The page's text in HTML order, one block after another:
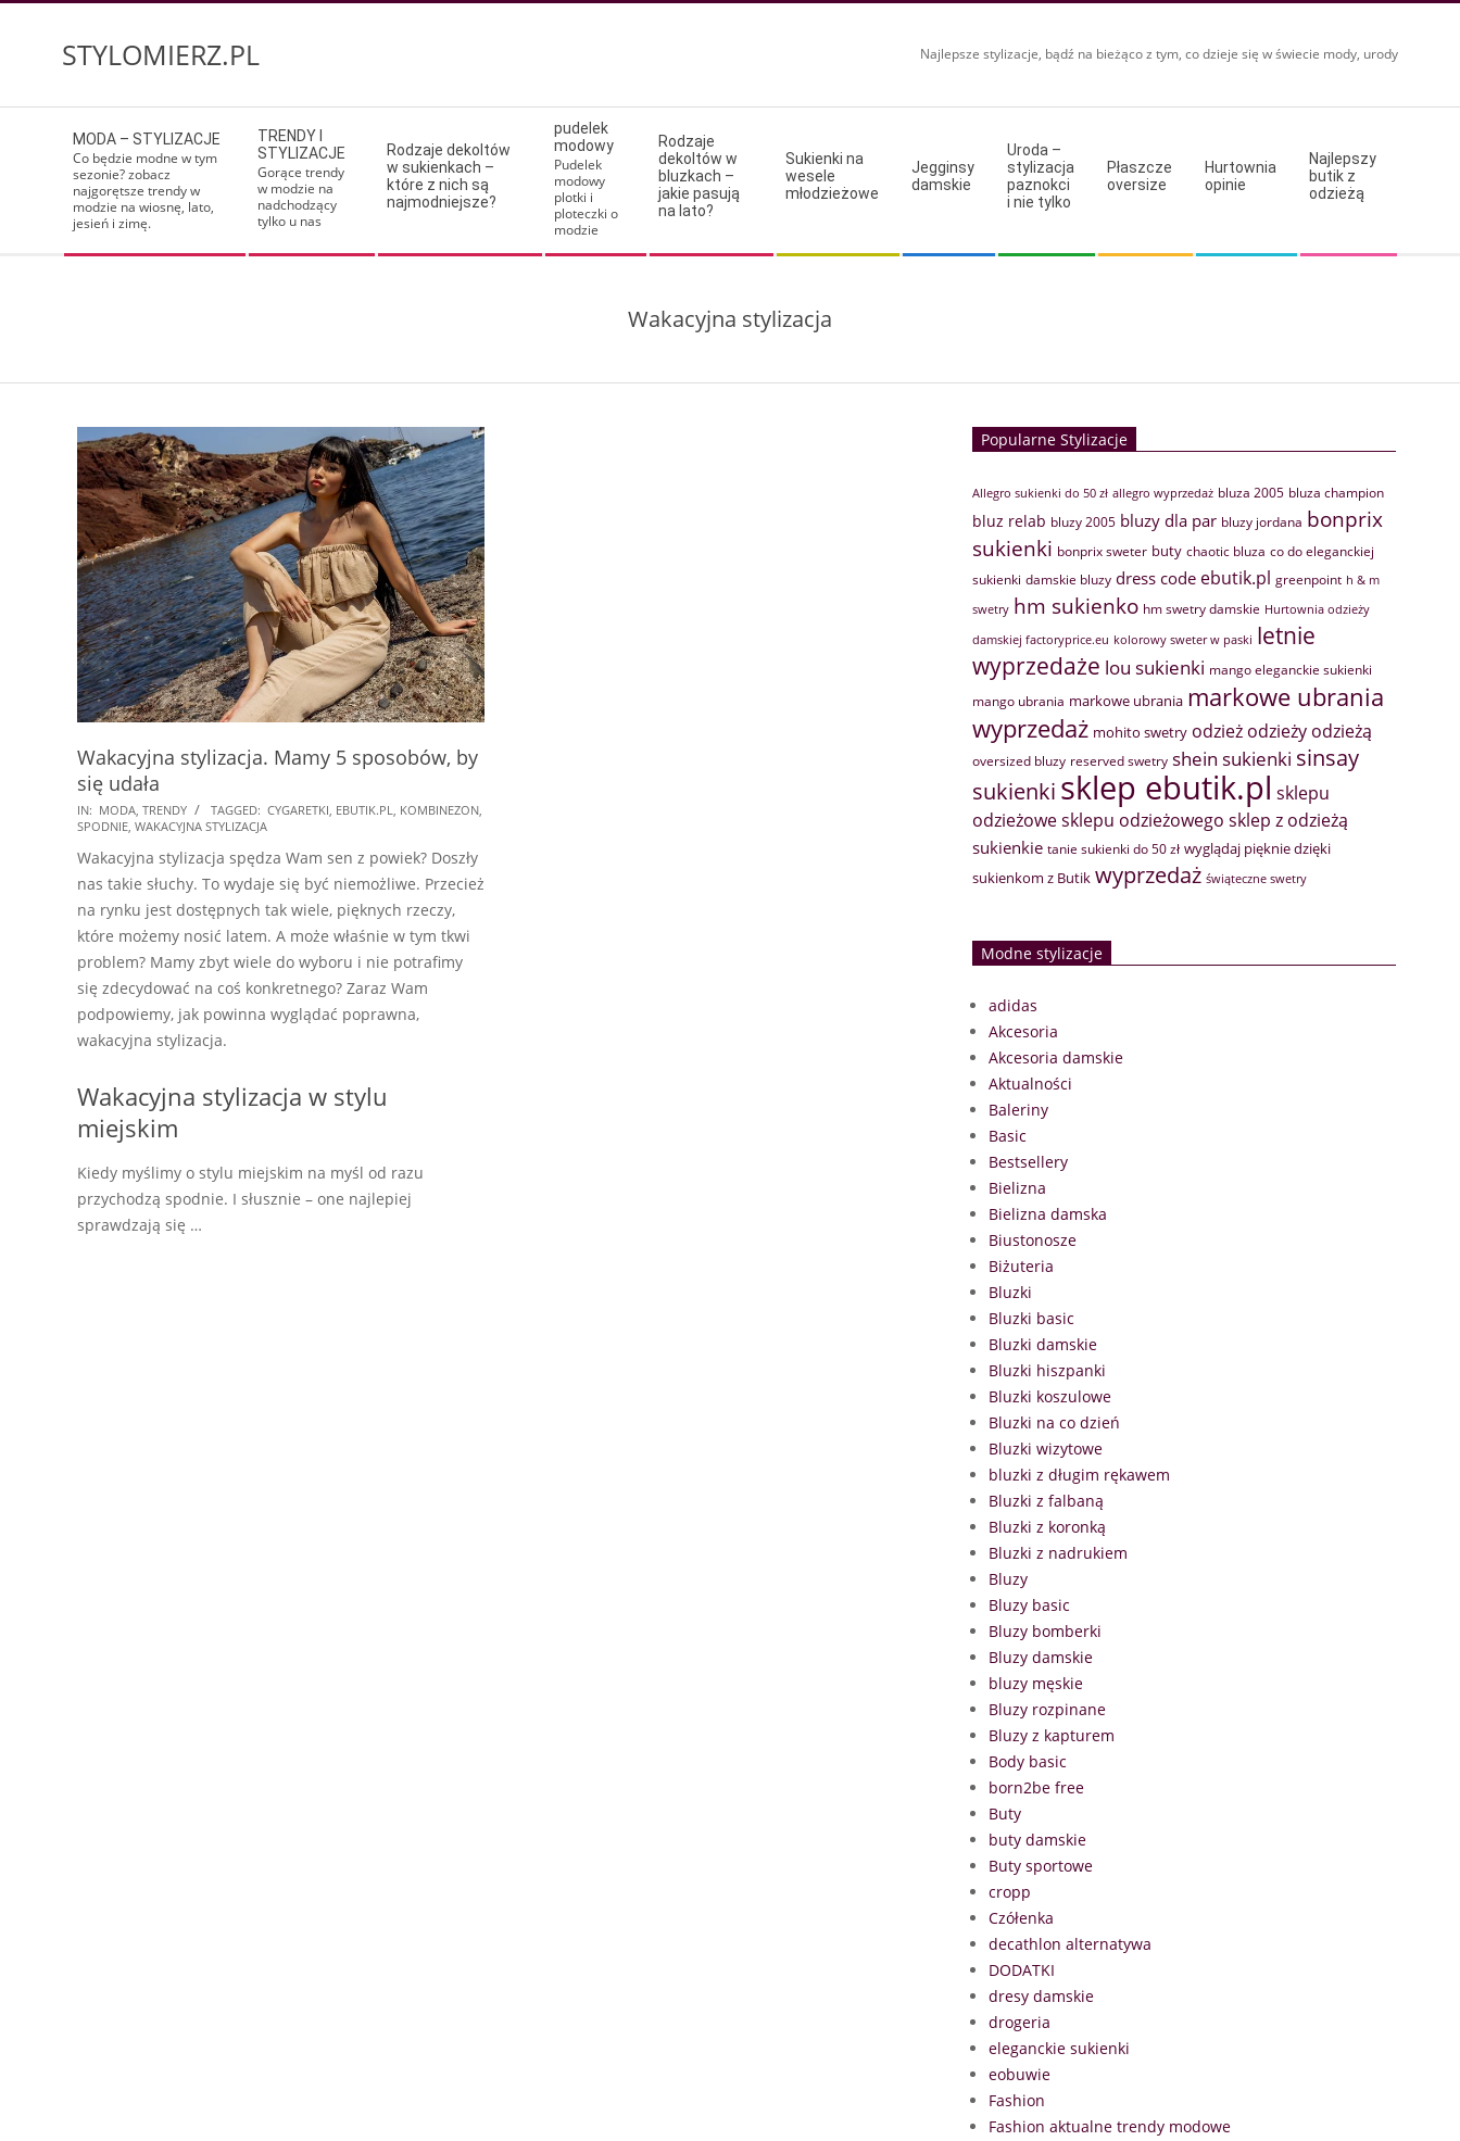
STYLOMIERZ.PL Najlepsze stylizacje, bądź na bieżąco z tym, co dzieje się w świecie mody, urody
Navigation
Menu
MODA – STYLIZACJE
Co będzie modne w tym
sezonie? zobacz
najgorętsze trendy w
modzie na wiosnę, lato,
jesień i zimę.
TRENDY I
STYLIZACJE
Gorące trendy
w modzie na
nadchodzący
tylko u nas
Rodzaje dekoltów
w sukienkach –
które z nich są
najmodniejsze?
pudelek
modowy
Pudelek
modowy
plotki i
ploteczki o
modzie
Rodzaje
dekoltów w
bluzkach –
jakie pasują
na lato?
Sukienki na
wesele
młodzieżowe
Jegginsy
damskie
Uroda –
stylizacja
paznokci
i nie tylko
Płaszcze
oversize
Hurtownia
opinie
Najlepszy
butik z
odzieżą
Wakacyjna stylizacja
Wakacyjna stylizacja. Mamy 5 sposobów, by
się udała
2018-
07-
31
IN: MODA TRENDY TAGGED: CYGARETKI EBUTIK.PL KOMBINEZON
SPODNIE WAKACYJNA STYLIZACJA
Wakacyjna stylizacja spędza Wam sen z powiek? Doszły
nas takie słuchy. To wydaje się być niemożliwe. Przecież
na rynku jest dostępnych tak wiele, pięknych rzeczy,
które możemy nosić latem. A może właśnie w tym tkwi
problem? Mamy zbyt wiele do wyboru i nie potrafimy
się zdecydować na coś konkretnego? Zaraz Wam
podpowiemy, jak powinna wyglądać poprawna,
wakacyjna stylizacja.
Wakacyjna stylizacja w stylu
miejskim
Kiedy myślimy o stylu miejskim na myśl od razu
przychodzą spodnie. I słusznie – one najlepiej
sprawdzają się …
Popularne Stylizacje
Allegro sukienki do 50 zł allegro wyprzedaż bluza 2005 bluza champion
bluz relab bluzy 2005 bluzy dla par bluzy jordana bonprix
sukienki bonprix sweter buty chaotic bluza co do eleganckiej
sukienki damskie bluzy dress code ebutik.pl greenpoint h & m
swetry hm sukienko hm swetry damskie Hurtownia odzieży
damskiej factoryprice.eu kolorowy sweter w paski letnie
wyprzedaże lou sukienki mango eleganckie sukienki
mango ubrania markowe ubrania markowe ubrania
wyprzedaż mohito swetry odzież odzieży odzieżą
oversized bluzy reserved swetry shein sukienki sinsay
sukienki sklep ebutik.pl sklepu
odzieżowesklepu odzieżowego sklep z odzieżą
sukienkie tanie sukienki do 50 zł wyglądaj pięknie dzięki
sukienkom z Butik wyprzedaż świąteczne swetry
Modne stylizacje
adidas
Akcesoria
Akcesoria damskie
Aktualności
Baleriny
Basic
Bestsellery
Bielizna
Bielizna damska
Biustonosze
Biżuteria
Bluzki
Bluzki basic
Bluzki damskie
Bluzki hiszpanki
Bluzki koszulowe
Bluzki na co dzień
Bluzki wizytowe
bluzki z długim rękawem
Bluzki z falbaną
Bluzki z koronką
Bluzki z nadrukiem
Bluzy
Bluzy basic
Bluzy bomberki
Bluzy damskie
bluzy męskie
Bluzy rozpinane
Bluzy z kapturem
Body basic
born2be free
Buty
buty damskie
Buty sportowe
cropp
Czółenka
decathlon alternatywa
DODATKI
dresy damskie
drogeria
eleganckie sukienki
eobuwie
Fashion
Fashion aktualne trendy modowe